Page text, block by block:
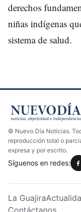
derechos
niñas indígenas
sistema de salud.
© Nuevo Día Noticias.
reproducción total o
expresa y por escrito.
Síguenos en redes:
La Guajira
Contáctanos